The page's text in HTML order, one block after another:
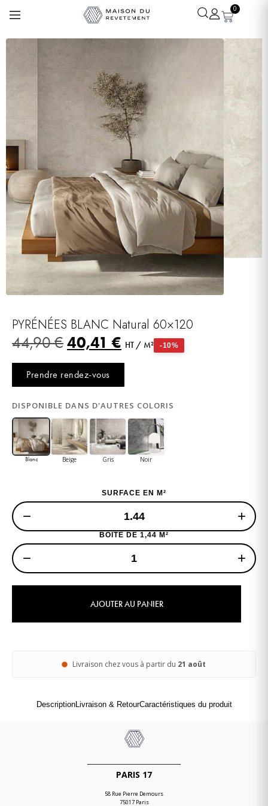
0
PYRÉNÉES BLANC Natural 60×120
44,90€40,41€ HT / M² -10%
Prendre rendez-vous
DISPONIBLE DANS D'AUTRES COLORIS
Blanc Beige Gris Noir
SURFACE EN M²
− +
BOITE DE 1,44 M²
− +
AJOUTER AU PANIER
Livraison chez vous à partir du 21 août
DescriptionLivraison & RetourCaractéristiques du produit
PARIS 17
58 Rue Pierre Demours
75017 Paris
· Experte revêtements